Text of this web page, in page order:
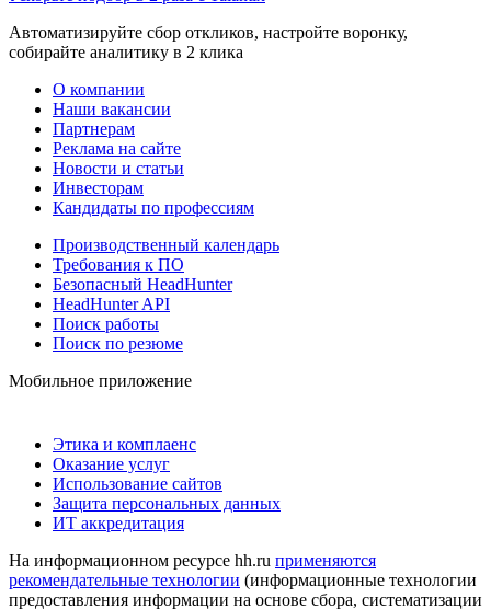
Автоматизируйте сбор откликов, настройте воронку,
собирайте аналитику в 2 клика
О компании
Наши вакансии
Партнерам
Реклама на сайте
Новости и статьи
Инвесторам
Кандидаты по профессиям
Производственный календарь
Требования к ПО
Безопасный HeadHunter
HeadHunter API
Поиск работы
Поиск по резюме
Мобильное приложение
Этика и комплаенс
Оказание услуг
Использование сайтов
Защита персональных данных
ИТ аккредитация
На информационном ресурсе hh.ru применяются
рекомендательные технологии (информационные технологии
предоставления информации на основе сбора, систематизации